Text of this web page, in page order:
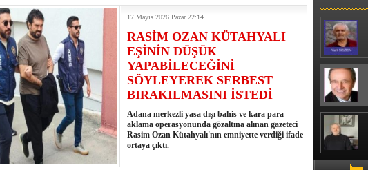
17 Mayıs 2026 Pazar 22:14
RASİM OZAN KÜTAHYALI
EŞİNİN DÜŞÜK
YAPABİLECEĞİNİ
SÖYLEYEREK SERBEST
BIRAKILMASINI İSTEDİ
Adana merkezli yasa dışı bahis ve kara para
aklama operasyonunda gözaltına alınan gazeteci
Rasim Ozan Kütahyalı'nın emniyette verdiği ifade
ortaya çıktı.